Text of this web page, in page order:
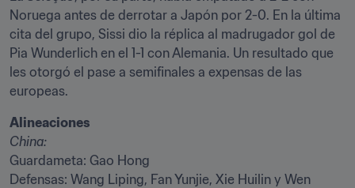
Noruega antes de derrotar a Japón por 2-0. En la última
cita del grupo, Sissi dio la réplica al madrugador gol de
Pia Wunderlich en el 1-1 con Alemania. Un resultado que
les otorgó el pase a semifinales a expensas de las
europeas.
Guardameta: Gao Hong
Defensas: Wang Liping, Fan Yunjie, Xie Huilin y Wen